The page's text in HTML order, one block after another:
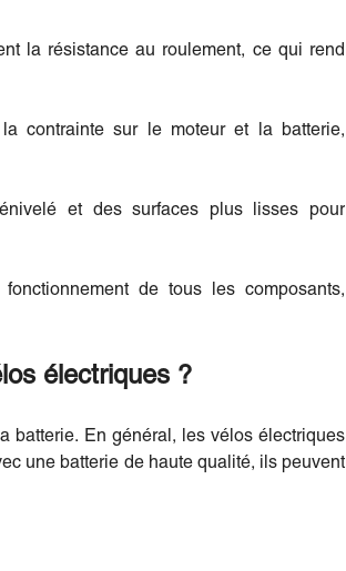
la résistance au roulement, ce qui rend
contrainte sur le moteur et la batterie,
et des surfaces plus lisses pour
de tous les composants,
électriques ?
batterie. En général, les vélos électriques
une batterie de haute qualité, ils peuvent